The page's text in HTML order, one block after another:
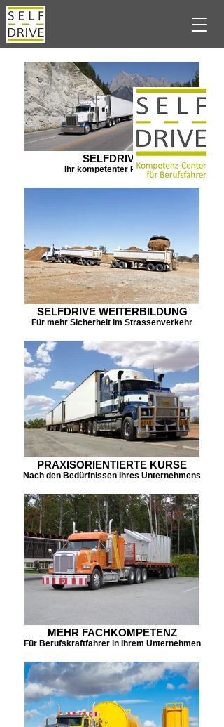
SELFDRIVE
Ihr kompetenter Partner
SELFDRIVE WEITERBILDUNG
Für mehr Sicherheit im Strassenverkehr
PRAXISORIENTIERTE KURSE
Nach den Bedürfnissen Ihres Unternehmens
MEHR FACHKOMPETENZ
Für Berufskraftfahrer in Ihrem Unternehmen